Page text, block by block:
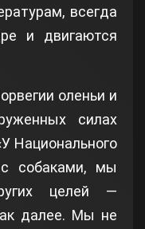
всегда
и двигаются
оленьи и
силах
Национального
собаками, мы
целей —
далее. Мы не